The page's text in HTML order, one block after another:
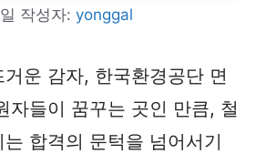
작성자: yonggal
운 감자, 한국환경공단 면
자들이 꿈꾸는 곳인 만큼, 철
합격의 문턱을 넘어서기